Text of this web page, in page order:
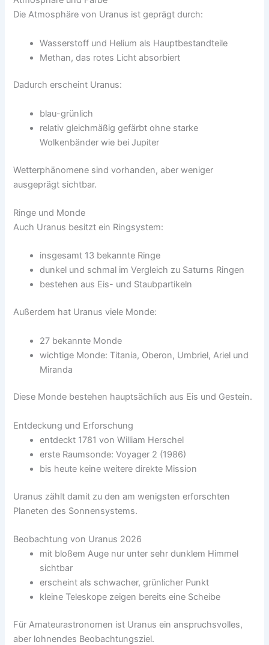
Die Atmosphäre von Uranus ist geprägt durch:
Wasserstoff und Helium als Hauptbestandteile
Methan, das rotes Licht absorbiert
Dadurch erscheint Uranus:
blau-grünlich
relativ gleichmäßig gefärbt ohne starke
Wolkenbänder wie bei Jupiter
Wetterphänomene sind vorhanden, aber weniger
ausgeprägt sichtbar.
Ringe und Monde
Auch Uranus besitzt ein Ringsystem:
insgesamt 13 bekannte Ringe
dunkel und schmal im Vergleich zu Saturns Ringen
bestehen aus Eis- und Staubpartikeln
Außerdem hat Uranus viele Monde:
27 bekannte Monde
wichtige Monde: Titania, Oberon, Umbriel, Ariel und
Miranda
Diese Monde bestehen hauptsächlich aus Eis und Gestein.
Entdeckung und Erforschung
entdeckt 1781 von William Herschel
erste Raumsonde: Voyager 2 (1986)
bis heute keine weitere direkte Mission
Uranus zählt damit zu den am wenigsten erforschten
Planeten des Sonnensystems.
Beobachtung von Uranus 2026
mit bloßem Auge nur unter sehr dunklem Himmel
sichtbar
erscheint als schwacher, grünlicher Punkt
kleine Teleskope zeigen bereits eine Scheibe
Für Amateurastronomen ist Uranus ein anspruchsvolles,
aber lohnendes Beobachtungsziel.